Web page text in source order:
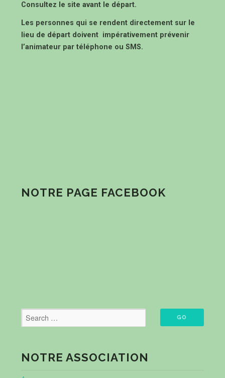
Consultez le site avant le départ.
Les personnes qui se rendent directement sur le
lieu de départ doivent impérativement prévenir
l’animateur par téléphone ou SMS.
NOTRE PAGE FACEBOOK
NOTRE ASSOCIATION